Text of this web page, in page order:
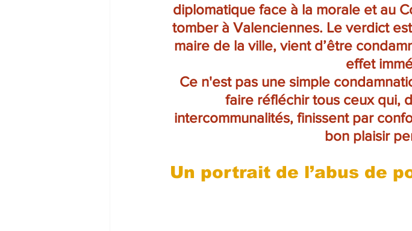
diplomatique face à la morale et au
tomber à Valenciennes. Le verdict
maire de la ville, vient d’être
effet
Ce n'est pas une simple
faire réfléchir tous ceux qui,
intercommunalités, finissent par
bon plaisir
Un portrait de l’abus de